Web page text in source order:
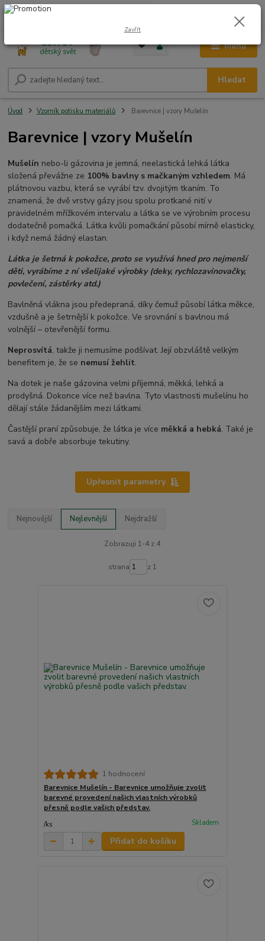
Menu
Hledat
+420 604 278 943 0,00 Kč
Úvod Vzorník potisku materiálů Barevnice | vzory Mušelín
Barevnice | vzory Mušelín
Mušelín nebo-li gázovina je jemná, neelastická lehká látka
složená převážne ze 100% bavlny s mačkaným vzhledem. Má
plátnovou vazbu, která se vyrábí tzv. dvojitým tkaním. To
znamená, že dvě vrstvy gázy jsou spolu protkané nití v
pravidelném mřížkovém intervalu a látka se ve výrobním procesu
dodatečně pomačká. Látka kvůli pomačkání působí mírně elasticky,
i když nemá žádný elastan.
Látka je šetrná k pokožce, proto se využívá hned pro nejmenší
děti, vyrábíme z ní všelijaké výrobky (deky, rychlozavinovačky,
povlečení, zástěrky atd.)
Bavlněná vlákna jsou předepraná, díky čemuž působí látka měkce,
vzdušně a je šetrnější k pokožce. Ve srovnání s bavlnou má
volnější – otevřenější formu.
Neprosvítá, takže ji nemusíme podšívat. Její obzvláště velkým
benefitem je, že se nemusí žehlit.
Na dotek je naše gázovina velmi příjemná, měkká, lehká a
prodyšná. Dokonce více než bavlna. Tyto vlastnosti mušelínu ho
dělají stále žádanějším mezi látkami.
Častější praní způsobuje, že látka je více měkká a hebká. Také je
savá a dobře absorbuje tekutiny.
Upřesnit parametry
Nejnovější Nejlevnější Nejdražší
Zobrazuji 1-4 z 4
strana z 1
1 hodnocení
Barevnice Mušelín - Barevnice umožňuje zvolit
barevné provedení našich vlastních výrobků
přesně podle vašich představ.
/ks Skladem
Přidat do košíku
Zavřít